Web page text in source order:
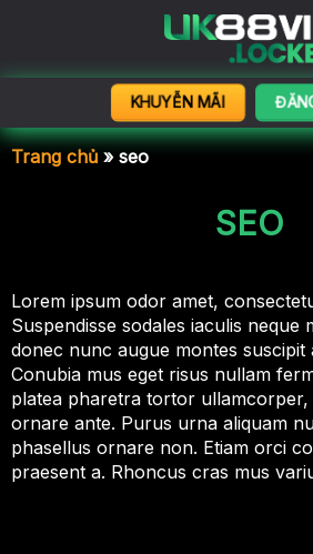
nội
KHUYỄN MÃI
Trang chủ» seo
SEO
Lorem ipsum odor amet,
Suspendisse sodales iaculis neque
donec nunc augue montes suscipit
Conubia mus eget risus nullam
platea pharetra tortor ullamcorper,
ornare ante. Purus urna aliquam
phasellus ornare non. Etiam orci
praesent a. Rhoncus cras mus